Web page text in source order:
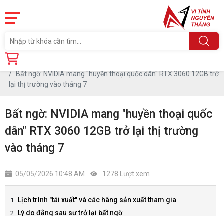
Trang chủ
Bất ngờ: NVIDIA mang "huyền thoại quốc dân" RTX 3060 12GB trở
lại thị trường vào tháng 7
Bất ngờ: NVIDIA mang "huyền thoại quốc
dân" RTX 3060 12GB trở lại thị trường
vào tháng 7
05/05/2026 10:48 AM 1278 Lượt xem
Lịch trình "tái xuất" và các hãng sản xuất tham gia
Lý do đằng sau sự trở lại bất ngờ